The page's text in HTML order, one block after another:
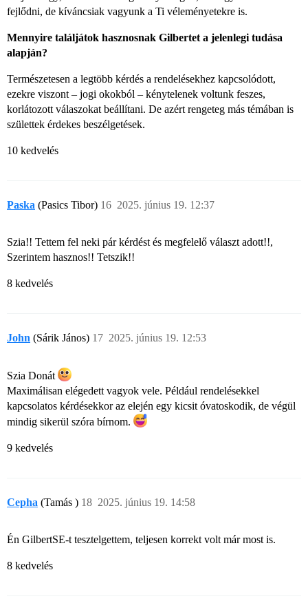
fejlődni, de kíváncsiak vagyunk a Ti véleményetekre is.
Mennyire találjátok hasznosnak Gilbertet a jelenlegi tudása
alapján?
Természetesen a legtöbb kérdés a rendelésekhez kapcsolódott,
ezekre viszont – jogi okokból – kénytelenek voltunk feszes,
korlátozott válaszokat beállítani. De azért rengeteg más témában is
születtek érdekes beszélgetések.
10 kedvelés
Paska (Pasics Tibor) 2025. június 19. 12:37
16
Szia!! Tettem fel neki pár kérdést és megfelelő választ adott!!,
Szerintem hasznos!! Tetszik!!
8 kedvelés
John (Sárik János) 2025. június 19. 12:53
17
Szia Donát
Maximálisan elégedett vagyok vele. Például rendelésekkel
kapcsolatos kérdésekkor az elején egy kicsit óvatoskodik, de végül
mindig sikerül szóra bírnom.
9 kedvelés
Cepha (Tamás ) 2025. június 19. 14:58
18
Én GilbertSE-t tesztelgettem, teljesen korrekt volt már most is.
8 kedvelés